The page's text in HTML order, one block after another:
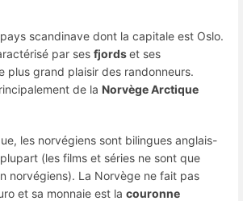
scandinave dont la capitale est Oslo.
par ses fjordset ses
plus grand plaisir des randonneurs.
de la Norvège Arctique
les norvégiens sont bilingues anglais-
(les films et séries ne sont que
norvégiens). La Norvège ne fait pas
et sa monnaie est la couronne